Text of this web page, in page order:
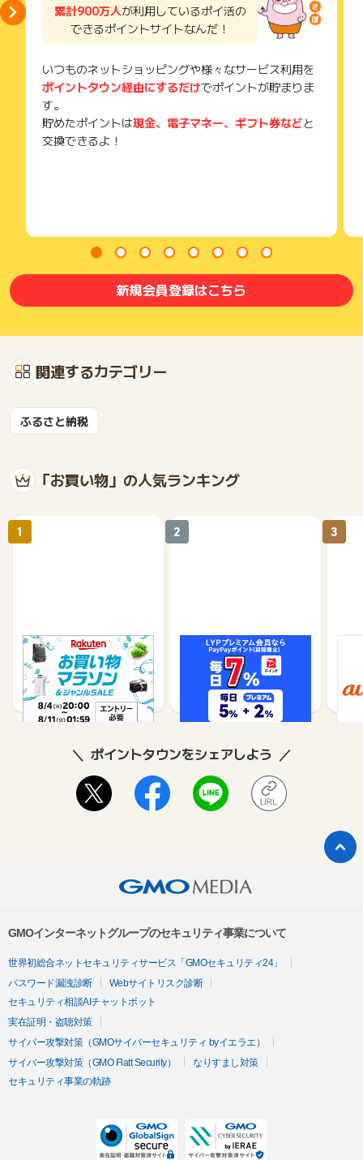
累計900万人が利用しているポイ活の
できるポイントサイトなんだ！
いつものネットショッピングや様々なサービス利用を
ポイントタウン経由にするだけでポイントが貯まりま
す。
貯めたポイントは現金、電子マネー、ギフト券などと
交換できるよ！
新規会員登録はこちら
関連するカテゴリー
ふるさと納税
「お買い物」の人気ランキング
楽天市場
1%
1
Yahoo!ショッピング
1%
2 3
ポイントタウンをシェアしよう
GMOインターネットグループのセキュリティ事業について
世界初総合ネットセキュリティサービス「GMOセキュリティ24」
パスワード漏洩診断
Webサイトリスク診断
セキュリティ相談AIチャットボット
実在証明・盗聴対策
サイバー攻撃対策（GMOサイバーセキュリティ byイエラエ）
サイバー攻撃対策（GMO Flatt Security）
なりすまし対策
セキュリティ事業の軌跡